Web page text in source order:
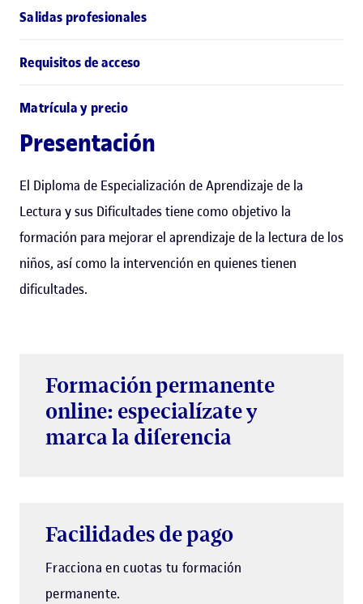
Salidas profesionales
Requisitos de acceso
Matrícula y precio
Presentación
El Diploma de Especialización de Aprendizaje de la
Lectura y sus Dificultades tiene como objetivo la
formación para mejorar el aprendizaje de la lectura de los
niños, así como la intervención en quienes tienen
dificultades.
Formación permanente
online: especialízate y
marca la diferencia
Facilidades de pago
Fracciona en cuotas tu formación
permanente.